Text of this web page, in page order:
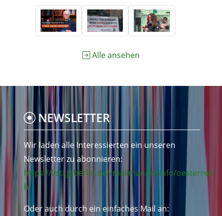
Alle ansehen
NEWSLETTER
Wir laden alle Interessierten ein unseren
Newsletter zu abonnieren:
https://listi.jpberlin.de//mailman/listinfo/oesterreic
h
Oder auch durch ein einfaches Mail an: